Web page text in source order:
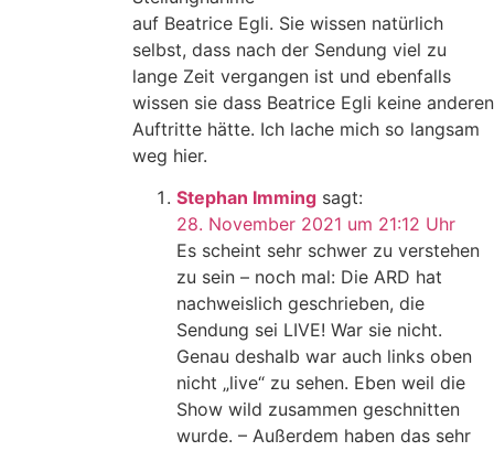
auf Beatrice Egli. Sie wissen natürlich
selbst, dass nach der Sendung viel zu
lange Zeit vergangen ist und ebenfalls
wissen sie dass Beatrice Egli keine anderen
Auftritte hätte. Ich lache mich so langsam
weg hier.
Stephan Imming sagt:
28. November 2021 um 21:12 Uhr
Es scheint sehr schwer zu verstehen
zu sein – noch mal: Die ARD hat
nachweislich geschrieben, die
Sendung sei LIVE! War sie nicht.
Genau deshalb war auch links oben
nicht „live“ zu sehen. Eben weil die
Show wild zusammen geschnitten
wurde. – Außerdem haben das sehr